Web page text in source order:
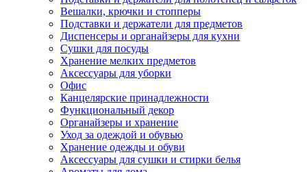
Вешалки, крючки и стопперы
Подставки и держатели для предметов
Диспенсеры и органайзеры для кухни
Сушки для посуды
Хранение мелких предметов
Аксессуары для уборки
Офис
Канцелярские принадлежности
Функциональный декор
Органайзеры и хранение
Уход за одеждой и обувью
Хранение одежды и обуви
Аксессуары для сушки и стирки белья